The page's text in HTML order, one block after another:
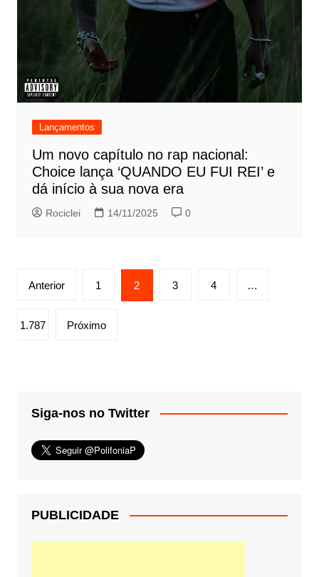
Lançamentos
Um novo capítulo no rap nacional:
Choice lança ‘QUANDO EU FUI REI’ e
dá início à sua nova era
Rociclei 14/11/2025 0
Paginação
posts
Anterior 1 2 3 4 …
1.787 Próximo
Siga-nos no Twitter
PUBLICIDADE